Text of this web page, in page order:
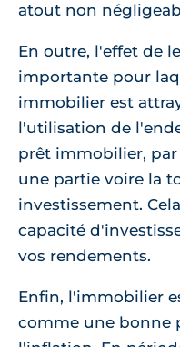
atout non
En outre, l'effet de
importante pour
immobilier est
l'utilisation de
prêt immobilier,
une partie voire la
investissement.
capacité
vos rendements.
Enfin, l'immobilier
comme une bonne